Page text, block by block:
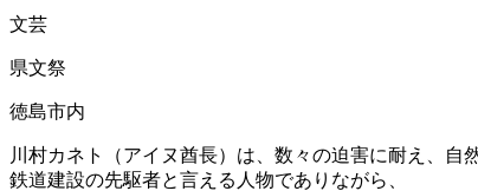
文芸
県文祭
徳島市内
川村カネト（アイヌ酋長）は、数々の迫害に耐え、自
鉄道建設の先駆者と言える人物でありながら、